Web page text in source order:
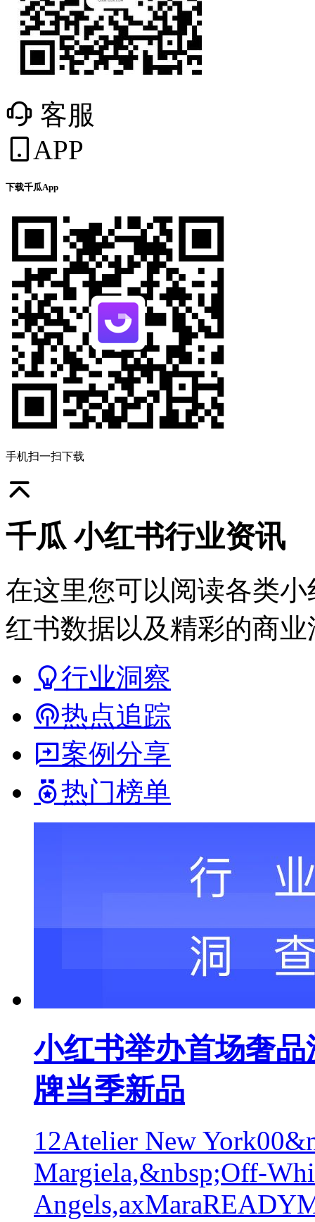
客服
APP
下载千瓜App
手机扫一扫下载
千瓜 小红书行业资讯
在这里您可以阅读各类
红书数据以及精彩的商业
行业洞察
热点追踪
案例分享
热门榜单
小红书举办首场奢
牌当季新品
12Atelier New
Margiela,&nbsp;Off-